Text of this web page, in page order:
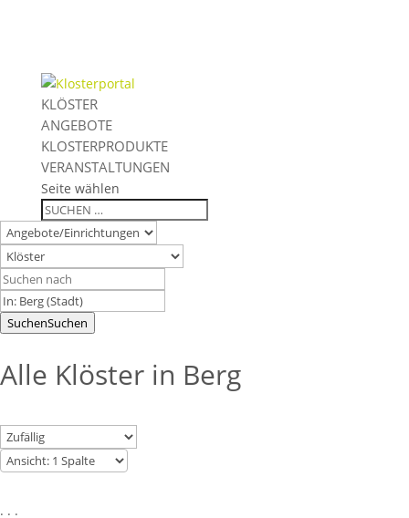
KLÖSTER
ANGEBOTE
KLOSTERPRODUKTE
VERANSTALTUNGEN
Seite wählen
SuchenSuchen
Alle Klöster in Berg
. . .